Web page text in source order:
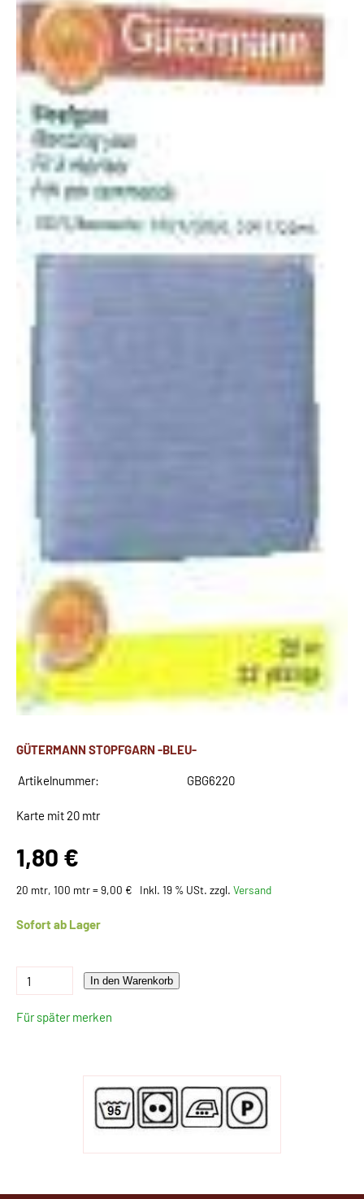
GÜTERMANN STOPFGARN -BLEU-
Artikelnummer: GBG6220
Karte mit 20 mtr
1,80 €
20 mtr, 100 mtr = 9,00 € Inkl. 19 % USt. zzgl. Versand
Sofort ab Lager
In den Warenkorb
Für später merken